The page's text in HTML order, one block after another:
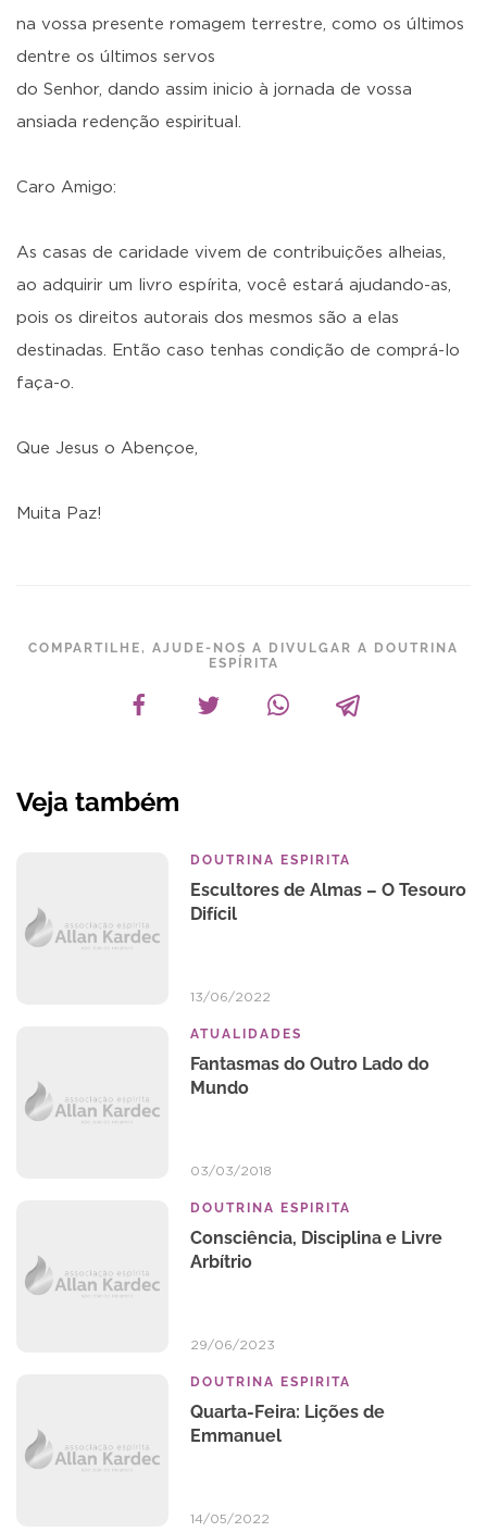
na vossa presente romagem terrestre, como os últimos
dentre os últimos servos
do Senhor, dando assim inicio à jornada de vossa
ansiada redenção espiritual.
Caro Amigo:
As casas de caridade vivem de contribuições alheias,
ao adquirir um livro espírita, você estará ajudando-as,
pois os direitos autorais dos mesmos são a elas
destinadas. Então caso tenhas condição de comprá-lo
faça-o.
Que Jesus o Abençoe,
Muita Paz!
COMPARTILHE, AJUDE-NOS A DIVULGAR A DOUTRINA
ESPÍRITA
Veja também
DOUTRINA ESPIRITA
Escultores de Almas – O Tesouro
Difícil
13/06/2022
ATUALIDADES
Fantasmas do Outro Lado do
Mundo
03/03/2018
DOUTRINA ESPIRITA
Consciência, Disciplina e Livre
Arbítrio
29/06/2023
DOUTRINA ESPIRITA
Quarta-Feira: Lições de
Emmanuel
14/05/2022